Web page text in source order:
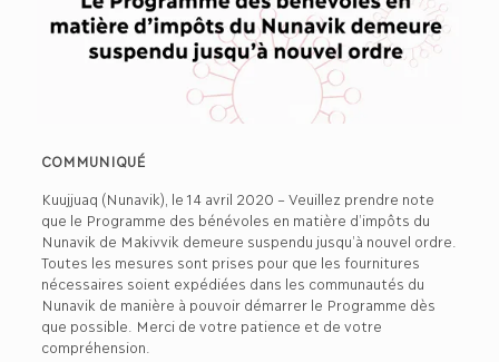
COMMUNIQUÉ
Kuujjuaq (Nunavik), le 14 avril 2020 – Veuillez prendre note
que le Programme des bénévoles en matière d’impôts du
Nunavik de Makivvik demeure suspendu jusqu’à nouvel ordre.
Toutes les mesures sont prises pour que les fournitures
nécessaires soient expédiées dans les communautés du
Nunavik de manière à pouvoir démarrer le Programme dès
que possible. Merci de votre patience et de votre
compréhension.